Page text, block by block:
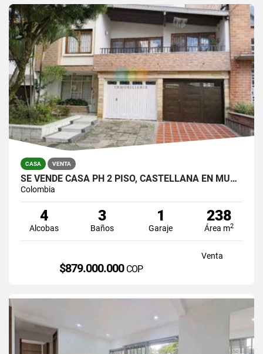
CASA VENTA
SE VENDE CASA PH 2 PISO, CASTELLANA EN MUY BUEN ESTADO PARA VIVIR.
Colombia
4
Alcobas
3
Baños
1
Garaje
238
Área m2
Venta
$879.000.000 COP